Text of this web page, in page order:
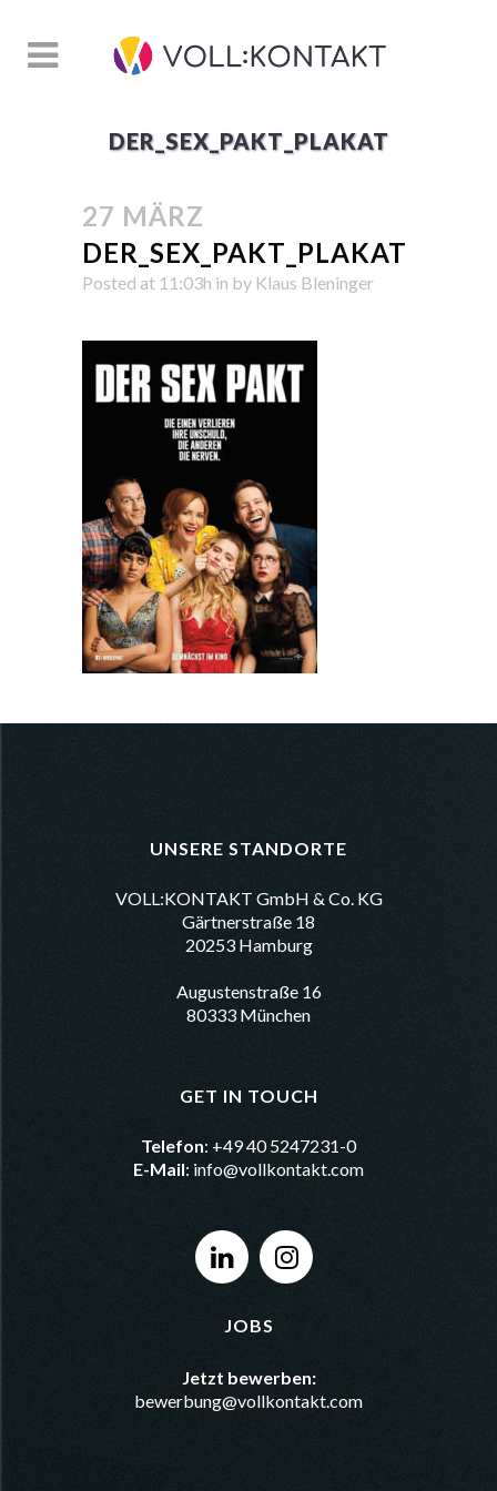
DER_SEX_PAKT_PLAKAT
27 MÄRZ
DER_SEX_PAKT_PLAKAT
Posted at 11:03h in by Klaus Bleninger
UNSERE STANDORTE
VOLL:KONTAKT GmbH & Co. KG
Gärtnerstraße 18
20253 Hamburg
Augustenstraße 16
80333 München
GET IN TOUCH
Telefon: +49 40 5247231-0
E-Mail: info@vollkontakt.com
JOBS
Jetzt bewerben:
bewerbung@vollkontakt.com